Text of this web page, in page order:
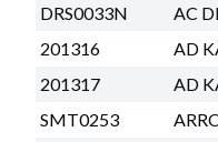
DRS0033N
AC
201316
AD
201317
AD
SMT0253